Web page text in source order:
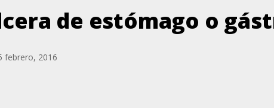
de estómago o
febrero, 2016